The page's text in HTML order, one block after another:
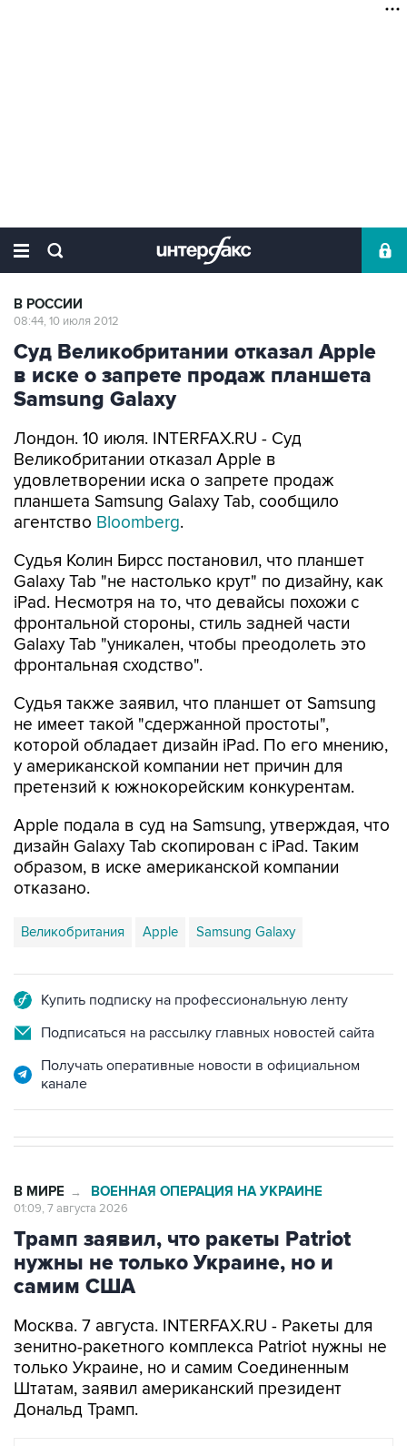
В РОССИИ
08:44, 10 июля 2012
Суд Великобритании отказал Apple
в иске о запрете продаж планшета
Samsung Galaxy
Лондон. 10 июля. INTERFAX.RU - Суд
Великобритании отказал Apple в
удовлетворении иска о запрете продаж
планшета Samsung Galaxy Tab, сообщило
агентство Bloomberg.
Судья Колин Бирсс постановил, что планшет
Galaxy Tab "не настолько крут" по дизайну, как
iPad. Несмотря на то, что девайсы похожи с
фронтальной стороны, стиль задней части
Galaxy Tab "уникален, чтобы преодолеть это
фронтальная сходство".
Судья также заявил, что планшет от Samsung
не имеет такой "сдержанной простоты",
которой обладает дизайн iPad. По его мнению,
у американской компании нет причин для
претензий к южнокорейским конкурентам.
Apple подала в суд на Samsung, утверждая, что
дизайн Galaxy Tab скопирован с iPad. Таким
образом, в иске американской компании
отказано.
Великобритания Apple Samsung Galaxy
Купить подписку на профессиональную ленту
Подписаться на рассылку главных новостей сайта
Получать оперативные новости в официальном
канале
В МИРЕ → ВОЕННАЯ ОПЕРАЦИЯ НА УКРАИНЕ
01:09, 7 августа 2026
Трамп заявил, что ракеты Patriot
нужны не только Украине, но и
самим США
Москва. 7 августа. INTERFAX.RU - Ракеты для
зенитно-ракетного комплекса Patriot нужны не
только Украине, но и самим Соединенным
Штатам, заявил американский президент
Дональд Трамп.